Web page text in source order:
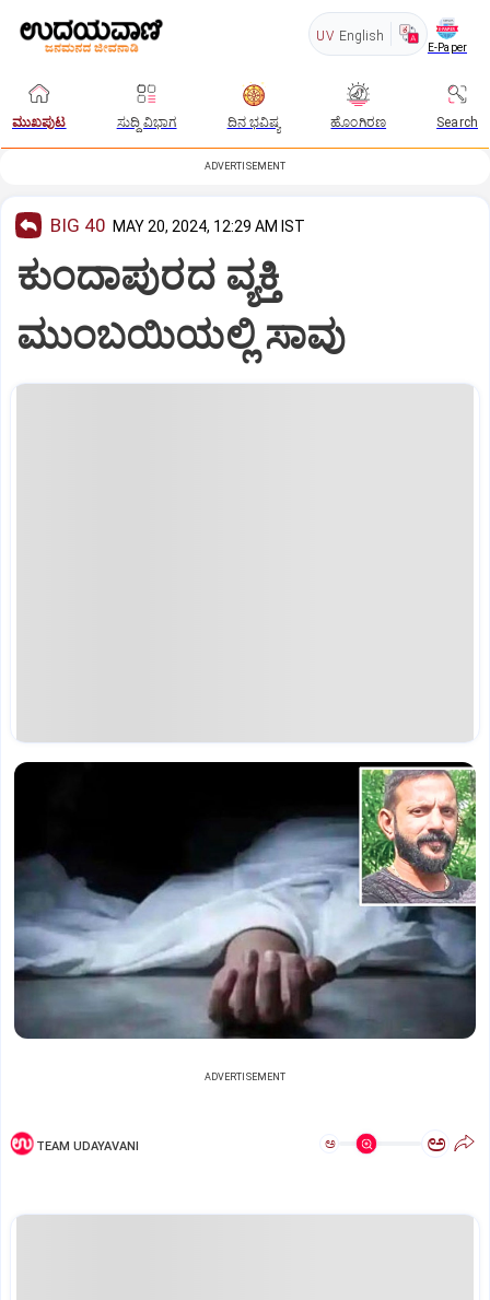
UV English
E-Paper
ಮುಖಪುಟ ಸುದ್ದಿ ವಿಭಾಗ ದಿನ ಭವಿಷ್ಯ ಹೊಂಗಿರಣ Search
ADVERTISEMENT
BIG 40 MAY 20, 2024, 12:29 AM IST
ಕುಂದಾಪುರದ ವ್ಯಕ್ತಿ
ಮುಂಬಯಿಯಲ್ಲಿ ಸಾವು
ADVERTISEMENT
TEAM UDAYAVANI ಅ ಅ